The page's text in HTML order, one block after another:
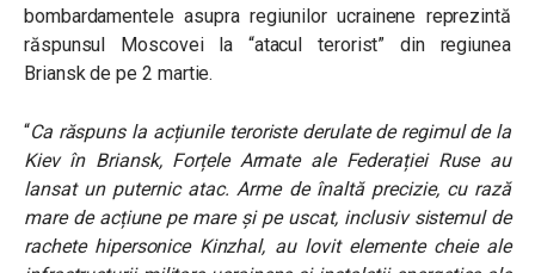
bombardamentele asupra regiunilor ucrainene reprezintă
răspunsul Moscovei la “atacul terorist” din regiunea
Briansk de pe 2 martie.
“Ca răspuns la acțiunile teroriste derulate de regimul de la
Kiev în Briansk, Forțele Armate ale Federației Ruse au
lansat un puternic atac. Arme de înaltă precizie, cu rază
mare de acțiune pe mare și pe uscat, inclusiv sistemul de
rachete hipersonice Kinzhal, au lovit elemente cheie ale